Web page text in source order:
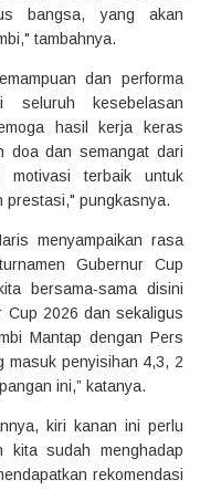
bangsa, yang akan
tambahnya.
dan performa
kesebelasan
hasil kerja keras
doa dan semangat dari
motivasi terbaik untuk
prestasi," pungkasnya.
menyampaikan rasa
Gubernur Cup
bersama-sama disini
Cup 2026 dan sekaligus
Mantap dengan Pers
masuk penyisihan 4,3, 2
ini,” katanya.
kiri kanan ini perlu
kita sudah menghadap
rekomendasi